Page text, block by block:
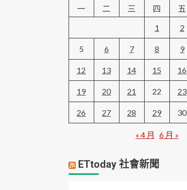
一
二 三 四 五
1
2
5 6 7 8 9
12 13 14 15 16
19 20 21 22 23
26 27 28 29 30
« 4 月 6 月 »
ETtoday 社會新聞